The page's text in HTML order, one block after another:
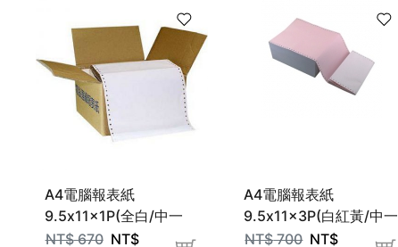
A4電腦報表紙
9.5x11x1P(全白/中一
刀)
NT$670 NT$
A4電腦報表紙
9.5x11x3P(白紅黃/中一
刀)
NT$700 NT$